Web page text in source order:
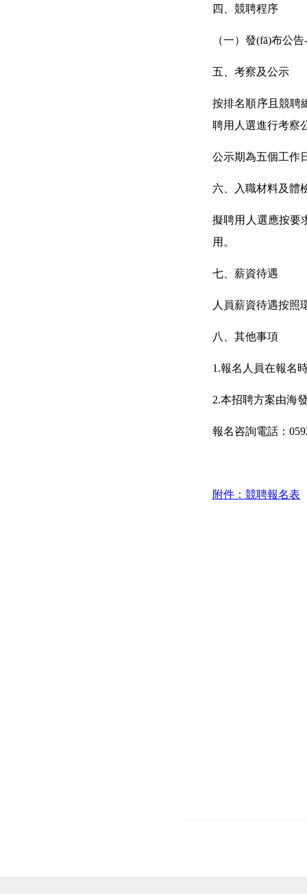
四、競聘程序
（一）發(fā)布公告
五、考察及公示
按排名順序且競聘
聘用人選進行考察
公示期為五個工作
六、入職材料及體
擬聘用人選應按要
用。
七、薪資待遇
人員薪資待遇按照
八、其他事項
1.報名人員在報名時
2.本招聘方案由海
報名咨詢電話：
附件：競聘報名表